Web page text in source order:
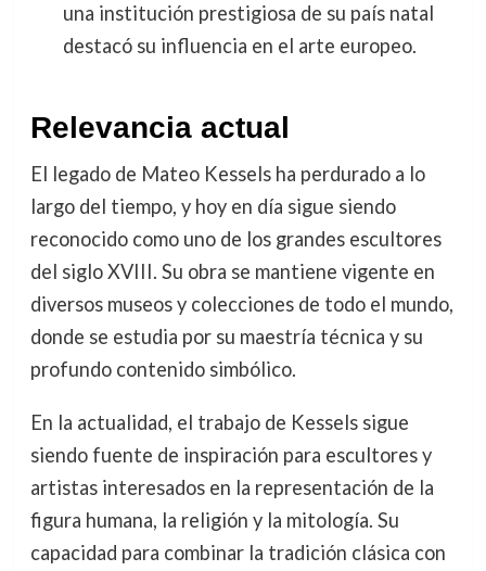
una institución prestigiosa de su país natal
destacó su influencia en el arte europeo.
Relevancia actual
El legado de Mateo Kessels ha perdurado a lo
largo del tiempo, y hoy en día sigue siendo
reconocido como uno de los grandes escultores
del siglo XVIII. Su obra se mantiene vigente en
diversos museos y colecciones de todo el mundo,
donde se estudia por su maestría técnica y su
profundo contenido simbólico.
En la actualidad, el trabajo de Kessels sigue
siendo fuente de inspiración para escultores y
artistas interesados en la representación de la
figura humana, la religión y la mitología. Su
capacidad para combinar la tradición clásica con